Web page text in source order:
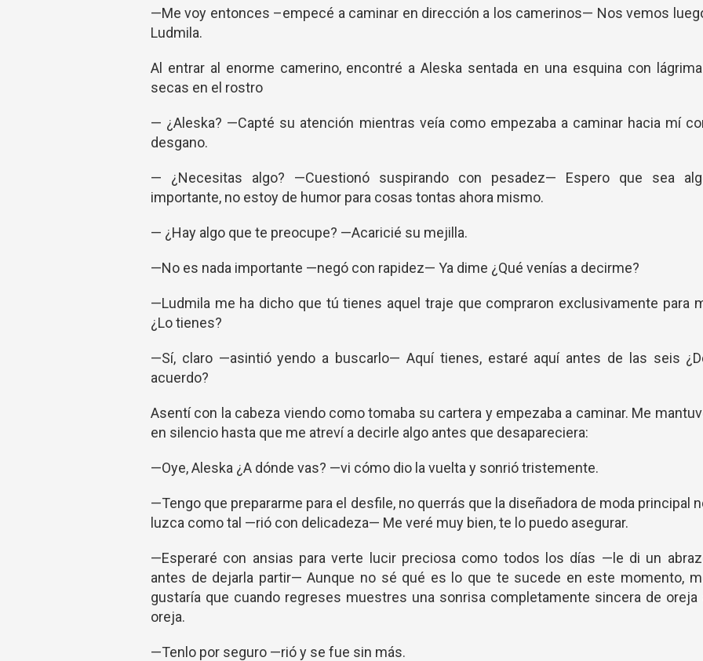
—Me voy entonces –empecé a caminar en dirección a los camerinos— Nos vemos
Ludmila.
Al entrar al enorme camerino, encontré a Aleska sentada en una esquina con
secas en el rostro
— ¿Aleska? —Capté su atención mientras veía como empezaba a caminar hacia mí
desgano.
— ¿Necesitas algo? —Cuestionó suspirando con pesadez— Espero que sea
importante, no estoy de humor para cosas tontas ahora mismo.
— ¿Hay algo que te preocupe? —Acaricié su mejilla.
—No es nada importante —negó con rapidez— Ya dime ¿Qué venías a decirme?
—Ludmila me ha dicho que tú tienes aquel traje que compraron exclusivamente para
¿Lo tienes?
—Sí, claro —asintió yendo a buscarlo— Aquí tienes, estaré aquí antes de las seis
acuerdo?
Asentí con la cabeza viendo como tomaba su cartera y empezaba a caminar. Me
en silencio hasta que me atreví a decirle algo antes que desapareciera:
—Oye, Aleska ¿A dónde vas? —vi cómo dio la vuelta y sonrió tristemente.
—Tengo que prepararme para el desfile, no querrás que la diseñadora de moda principal
luzca como tal —rió con delicadeza— Me veré muy bien, te lo puedo asegurar.
—Esperaré con ansias para verte lucir preciosa como todos los días —le di un
antes de dejarla partir— Aunque no sé qué es lo que te sucede en este momento,
gustaría que cuando regreses muestres una sonrisa completamente sincera de oreja
oreja.
—Tenlo por seguro —rió y se fue sin más.